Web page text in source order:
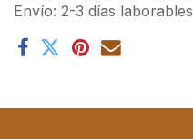
Envío: 2-3 días laborables